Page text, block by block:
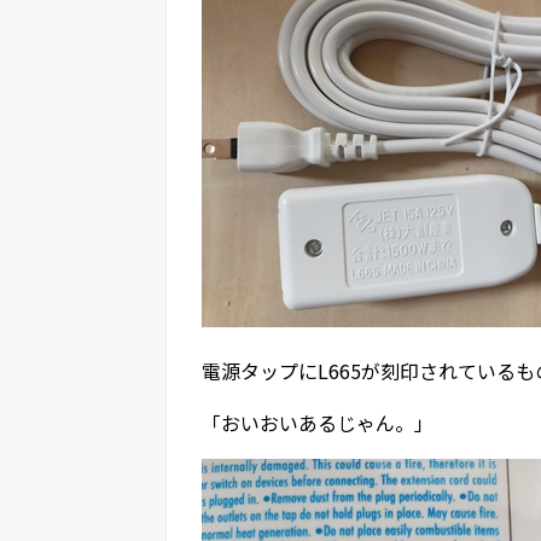
電源タップにL665が刻印されているも
「おいおいあるじゃん。」